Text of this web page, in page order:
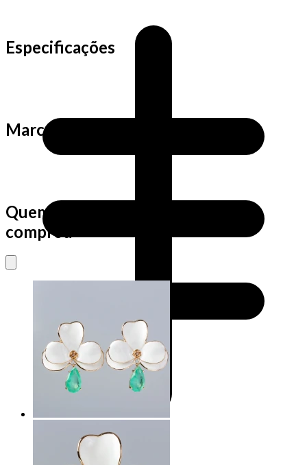
Especificações
Marca
Quem viu este produto também
comprou